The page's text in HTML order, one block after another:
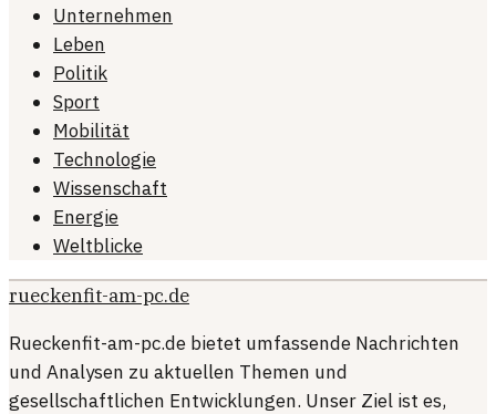
Unternehmen
Leben
Politik
Sport
Mobilität
Technologie
Wissenschaft
Energie
Weltblicke
rueckenfit-am-pc.de
Rueckenfit-am-pc.de bietet umfassende Nachrichten
und Analysen zu aktuellen Themen und
gesellschaftlichen Entwicklungen. Unser Ziel ist es,